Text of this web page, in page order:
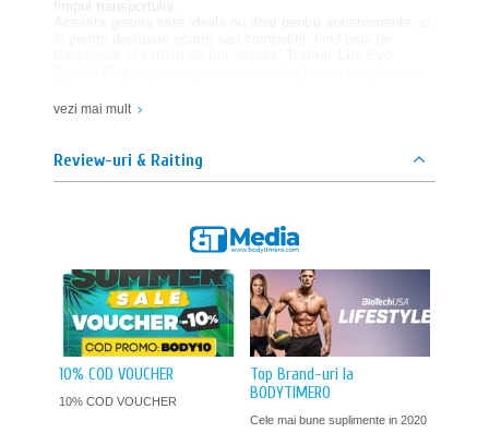
elegant.
pentru a mentine aspectul si a indeparta murdaria.
Evita expunerea prelungita la soare pentru a preveni
decolorarea si deteriorarea materialului.
vezi mai mult
Review-uri & Raiting
10% COD VOUCHER
10% COD VOUCHER
Top Brand-uri la
BODYTIMERO
Cele mai bune suplimente in 2020